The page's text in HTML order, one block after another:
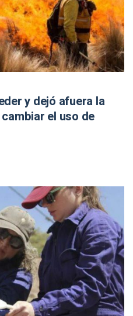
y dejó afuera la
el uso de